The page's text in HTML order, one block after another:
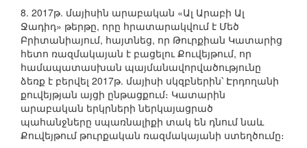
8. 2017թ. մայիսին արաբական «Ալ Արաբի Ալ
Ջադիդ» թերթը, որը հրատարակվում է Մեծ
Բրիտանիայում, հայտնեց, որ Թուրքիան Կատարից
հետո ռազմակայան է բացելու Քուվեյթում, որ
համապատասխան պայմանավորվածությունը
ձեռք է բերվել 2017թ. մայիսի սկզբներին՝ Էրդողանի
քուվեյթյան այցի ընթացքում։ Կատարին
արաբական երկրների ներկայացրած
պահանջները սպառնալիքի տակ են դնում նաև
Քուվեյթում թուրքական ռազմակայանի ստեղծումը։